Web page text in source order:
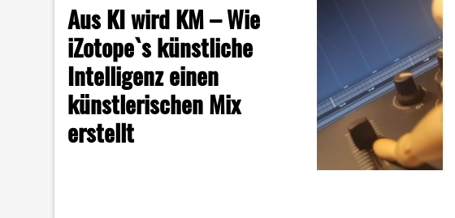
Aus KI wird KM – Wie
iZotope`s künstliche
Intelligenz einen
künstlerischen Mix
erstellt